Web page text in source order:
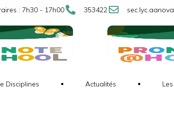
: 7h30 - 17h00 353422
Disciplines Actualités